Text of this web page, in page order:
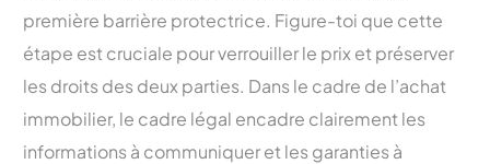
première barrière protectrice. Figure-toi que cette
étape est cruciale pour verrouiller le prix et préserver
les droits des deux parties. Dans le cadre de l’achat
immobilier, le cadre légal encadre clairement les
informations à communiquer et les garanties à